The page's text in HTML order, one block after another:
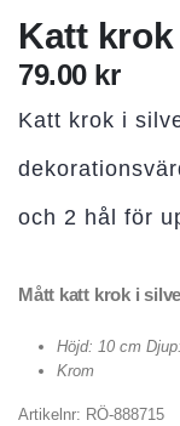
Katt krok
79.00 kr
Katt krok i
och 2 hål för
Mått katt krok i
Höjd: 10 cm
Krom
Artikelnr: RÖ-888715